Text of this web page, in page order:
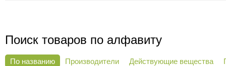
Поиск товаров по алфавиту
По названию Производители Действующие вещества